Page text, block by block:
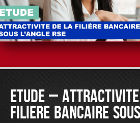
ETUDE –
FILIERE BANCAIRE